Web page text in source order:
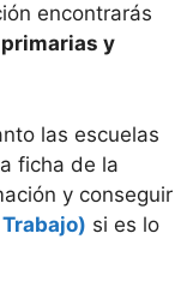
encontrarás
y
las escuelas
ficha de la
y conseguir
si es lo